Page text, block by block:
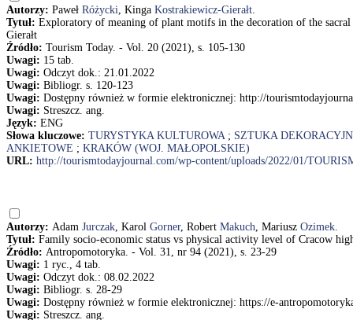
Autorzy: Paweł Różycki, Kinga Kostrakiewicz-Gierałt.
Tytuł: Exploratory of meaning of plant motifs in the decoration of the
Gierałt
Źródło: Tourism Today. - Vol. 20 (2021), s. 105-130
Uwagi: 15 tab.
Uwagi: Odczyt dok.: 21.01.2022
Uwagi: Bibliogr. s. 120-123
Uwagi: Dostępny również w formie elektronicznej: http://
Uwagi: Streszcz. ang.
Język: ENG
Słowa kluczowe: TURYSTYKA KULTUROWA; SZTUKA
ANKIETOWE ; KRAKÓW (WOJ. MAŁOPOLSKIE)
URL: http://tourismtodayjournal.com/wp-content/uploads/2022/01/
Autorzy: Adam Jurczak, Karol Gorner, Robert Makuch, Mariusz Ozimek.
Tytuł: Family socio-economic status vs physical activity level of Cracow
Źródło: Antropomotoryka. - Vol. 31, nr 94 (2021), s. 23-29
Uwagi: 1 ryc., 4 tab.
Uwagi: Odczyt dok.: 08.02.2022
Uwagi: Bibliogr. s. 28-29
Uwagi: Dostępny również w formie elektronicznej: https://e-
Uwagi: Streszcz. ang.